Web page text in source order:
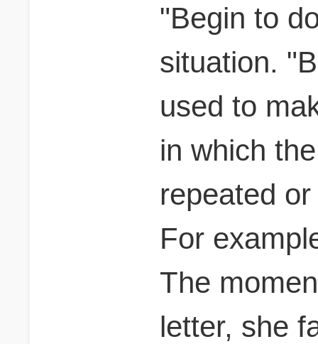
"Begin to
situation.
used to
in which
repeated
For
The
letter, she